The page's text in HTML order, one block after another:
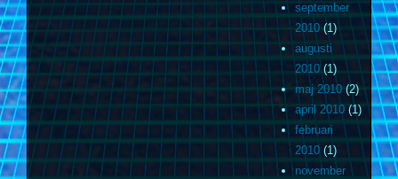
september
2010(1)
augusti
2010(1)
maj 2010(2)
april 2010(1)
februari
2010(1)
november